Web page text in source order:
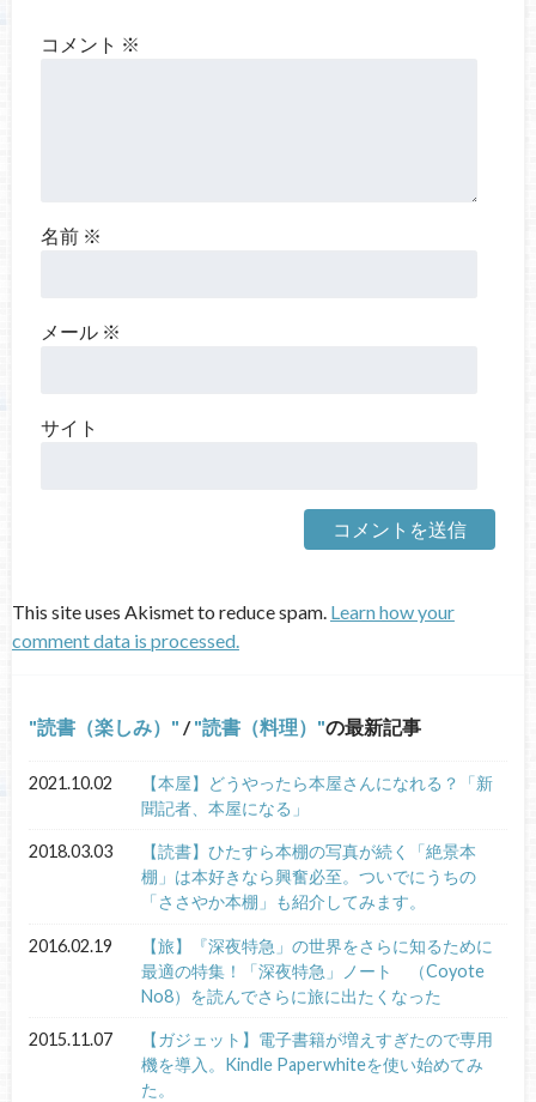
コメント ※
名前 ※
メール ※
サイト
This site uses Akismet to reduce spam. Learn how your
comment data is processed.
読書（楽しみ） / 読書（料理） の最新記事
2021.10.02
【本屋】どうやったら本屋さんになれる？「新
聞記者、本屋になる」
2018.03.03
【読書】ひたすら本棚の写真が続く「絶景本
棚」は本好きなら興奮必至。ついでにうちの
「ささやか本棚」も紹介してみます。
2016.02.19
【旅】『深夜特急」の世界をさらに知るために
最適の特集！「深夜特急」ノート （Coyote
No8）を読んでさらに旅に出たくなった
2015.11.07
【ガジェット】電子書籍が増えすぎたので専用
機を導入。Kindle Paperwhiteを使い始めてみ
た。